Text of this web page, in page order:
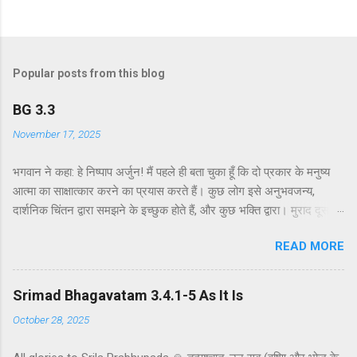
Popular posts from this blog
BG 3.3
November 17, 2025
भगवान ने कहा: हे निष्पाप अर्जुन! मैं पहले ही बता चुका हूँ कि दो प्रकार के मनुष्य
आत्मा का साक्षात्कार करने का प्रयास करते हैं। कुछ लोग इसे अनुभवजन्य,
दार्शनिक चिंतन द्वारा समझने के इच्छुक होते हैं, और कुछ भक्ति द्वारा। मुराद दूसरे
कर्मयोग या बुद्धियोग। इस श्लोक में भगवान इसे और भी स्पष्ट रूप से समझाते हैं।
सांख्ययोग, अर्थात् आत्मा और पदार्थ की प्रकृति का विश्लेषणात्मक अध्ययन, उन
लोगों के लिए विषय है जो प्रयोगात्मक ज्ञान और दर्शन द्वारा अनुमान लगाने और
समझने के इच्छुक हैं। दूसरे वर्ग के लोग कृष्णभावनामृत में कर्म करते हैं, जैसा कि
दूसरे अध्याय के इकसठवें श्लोक में बताया गया है। भगवान ने उनतीसवें श्लोक में भी
READ MORE
Srimad Bhagavatam 3.4.1-5 As It Is
October 28, 2025